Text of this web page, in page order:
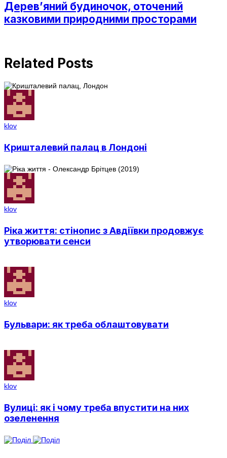
Дерев’яний будиночок, оточений
казковими природними просторами
Related Posts
klov
Кришталевий палац в Лондоні
klov
Ріка життя: стінопис з Авдіївки продовжує
утворювати сенси
klov
Бульвари: як треба облаштовувати
klov
Вулиці: як і чому треба впустити на них
озеленення